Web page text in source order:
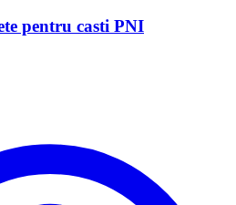
pentru casti PNI